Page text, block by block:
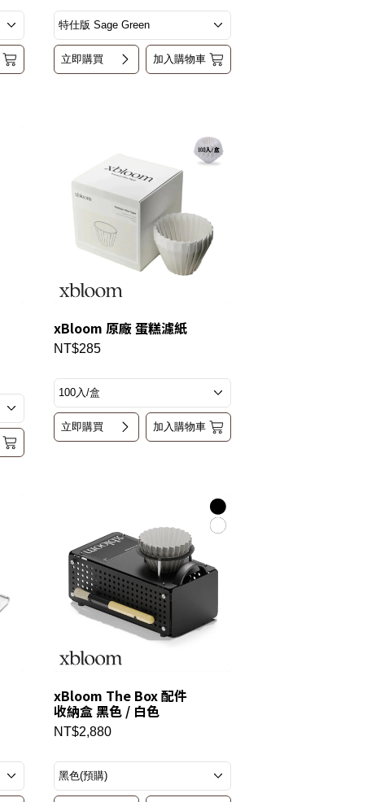
立即購買 加入購物車
xBloom 原廠 蛋糕濾紙
NT$285
立即購買 加入購物車
xBloom The Box 配件
收納盒 黑色 / 白色
NT$2,880